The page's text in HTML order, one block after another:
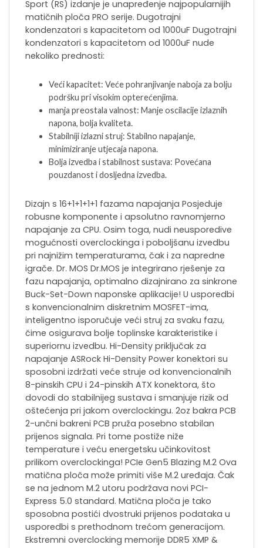
Sport (RS) izdanje je unapređenje najpopularnijih
matičnih ploča PRO serije. Dugotrajni
kondenzatori s kapacitetom od 1000uF Dugotrajni
kondenzatori s kapacitetom od 1000uF nude
nekoliko prednosti:
Veći kapacitet: Veće pohranjivanje naboja za bolju
podršku pri visokim opterećenjima.
manja preostala valnost: Manje oscilacije izlaznih
napona, bolja kvaliteta.
Stabilniji izlazni struj: Stabilno napajanje,
minimiziranje utjecaja napona.
Bolja izvedba i stabilnost sustava: Povećana
pouzdanost i dosljedna izvedba.
Dizajn s 16+1+1+1+1 fazama napajanja Posjeduje
robusne komponente i apsolutno ravnomjerno
napajanje za CPU. Osim toga, nudi neusporedive
mogućnosti overclockinga i poboljšanu izvedbu
pri najnižim temperaturama, čak i za napredne
igrače. Dr. MOS Dr.MOS je integrirano rješenje za
fazu napajanja, optimalno dizajnirano za sinkrone
Buck-Set-Down naponske aplikacije! U usporedbi
s konvencionalnim diskretnim MOSFET-ima,
inteligentno isporučuje veći struj za svaku fazu,
čime osigurava bolje toplinske karakteristike i
superiornu izvedbu. Hi-Density priključak za
napajanje ASRock Hi-Density Power konektori su
sposobni izdržati veće struje od konvencionalnih
8-pinskih CPU i 24-pinskih ATX konektora, što
dovodi do stabilnijeg sustava i smanjuje rizik od
oštećenja pri jakom overclockingu. 2oz bakra PCB
2-unčni bakreni PCB pruža posebno stabilan
prijenos signala. Pri tome postiže niže
temperature i veću energetsku učinkovitost
prilikom overclockinga! PCIe Gen5 Blazing M.2 Ova
matična ploča može primiti više M.2 uređaja. Čak
se na jednom M.2 utoru podržava novi PCI-
Express 5.0 standard. Matična ploča je tako
sposobna postići dvostruki prijenos podataka u
usporedbi s prethodnom trećom generacijom.
Ekstremni overclocking memorije DDR5 XMP &